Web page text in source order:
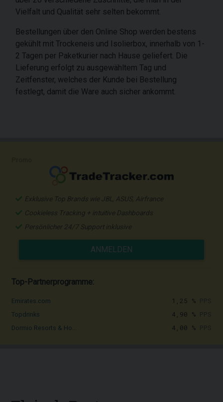
Vielfalt und Qualität sehr selten bekommt.
Bestellungen über den Online Shop werden bestens
gekühlt mit Trockeneis und Isolierbox, innerhalb von 1-
2 Tagen per Paketkurier nach Hause geliefert. Die
Lieferung erfolgt zu ausgewähltem Tag und
Zeitfenster, welches der Kunde bei Bestellung
festlegt, damit die Ware auch sicher ankommt.
Exklusive Top Brands wie JBL, ASUS, Airfrance
Cookieless Tracking + intuitive Dashboards
Persönlicher 24/7 Support inklusive
ANMELDEN
Top-Partnerprogramme:
Emirates.com 1,25 %
Topdrinks 4,90 %
Dormio Resorts & Ho... 4,00 %